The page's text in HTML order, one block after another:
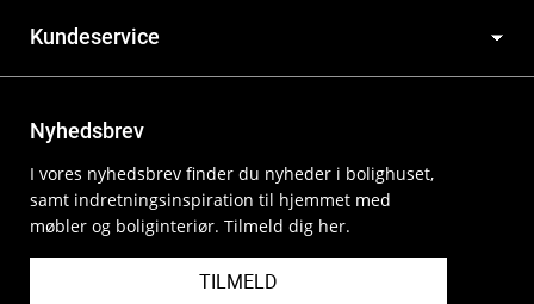
Kundeservice
Nyhedsbrev
I vores nyhedsbrev finder du nyheder i bolighuset,
samt indretningsinspiration til hjemmet med
møbler og boliginteriør. Tilmeld dig her.
TILMELD